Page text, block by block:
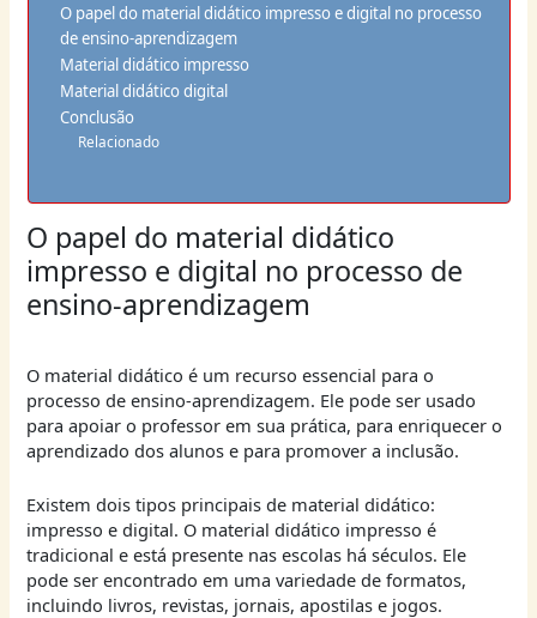
O papel do material didático impresso e digital no processo
de ensino-aprendizagem
Material didático impresso
Material didático digital
Conclusão
Relacionado
O papel do material didático
impresso e digital no processo de
ensino-aprendizagem
O material didático é um recurso essencial para o
processo de ensino-aprendizagem. Ele pode ser usado
para apoiar o professor em sua prática, para enriquecer o
aprendizado dos alunos e para promover a inclusão.
Existem dois tipos principais de material didático:
impresso e digital. O material didático impresso é
tradicional e está presente nas escolas há séculos. Ele
pode ser encontrado em uma variedade de formatos,
incluindo livros, revistas, jornais, apostilas e jogos.